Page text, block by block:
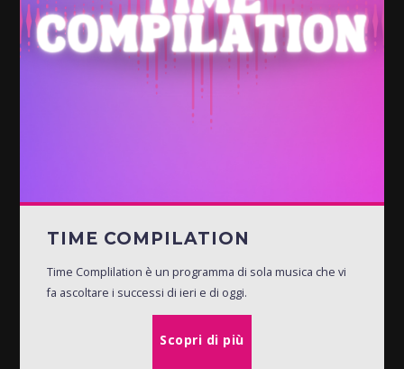
TIME COMPILATION
Time Complilation è un programma di sola musica che vi
fa ascoltare i successi di ieri e di oggi.
Scopri di più